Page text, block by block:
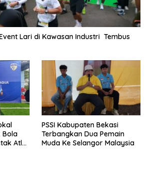
Lari di Kawasan Industri Tembus
Bola
Atlet
PSSI Kabupaten Bekasi
Terbangkan Dua Pemain
Muda Ke Selangor Malaysia